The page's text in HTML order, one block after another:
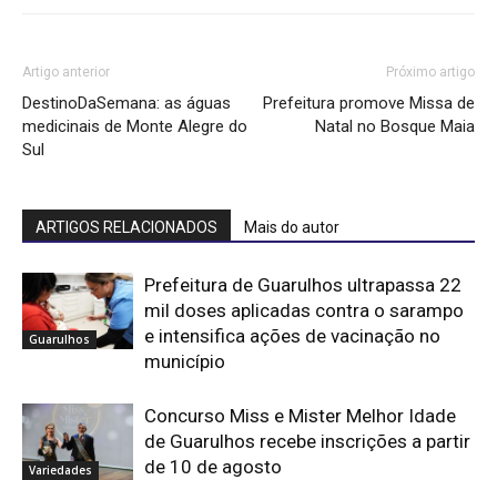
Artigo anterior
DestinoDaSemana: as águas
medicinais de Monte Alegre do
Sul
Próximo artigo
Prefeitura promove Missa de
Natal no Bosque Maia
ARTIGOS RELACIONADOS Mais do autor
Guarulhos
Prefeitura de Guarulhos ultrapassa 22
mil doses aplicadas contra o sarampo
e intensifica ações de vacinação no
município
Variedades
Concurso Miss e Mister Melhor Idade
de Guarulhos recebe inscrições a partir
de 10 de agosto